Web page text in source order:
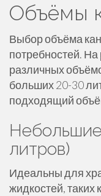
Объёмы
Выбор объёма
потребностей.
различных
больших 20-30
подходящий
литров)
Идеальны для
жидкостей, таких